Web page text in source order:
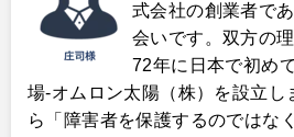
式会社の創業者で
会いです。双方の
72年に日本で初め
場-オムロン太陽（株）を設立し
ら「障害者を保護するのではな